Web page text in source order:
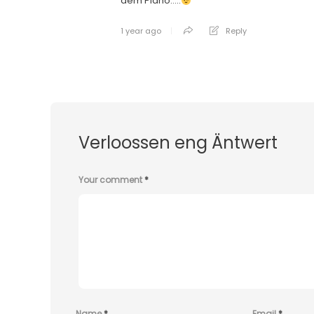
1 year ago Reply
Verloossen eng Äntwert
Your comment*